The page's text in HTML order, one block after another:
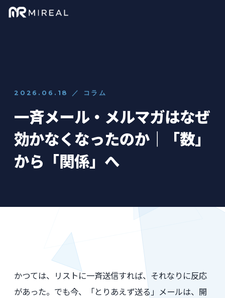
2026.06.18 ／ コラム
一斉メール・メルマガはなぜ
効かなくなったのか｜「数」
から「関係」へ
かつては、リストに一斉送信すれば、それなりに反応
があった。でも今、「とりあえず送る」メールは、開